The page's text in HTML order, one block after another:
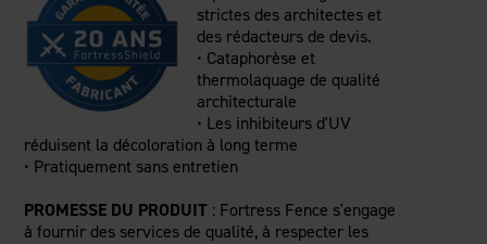
strictes des architectes et
des rédacteurs de devis.
• Cataphorèse et
thermolaquage de qualité
architecturale
• Les inhibiteurs d'UV
réduisent la décoloration à long terme
• Pratiquement sans entretien
PROMESSE DU PRODUIT : Fortress Fence s'engage
à fournir des services de qualité, à respecter les